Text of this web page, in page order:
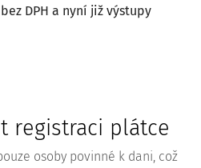
DPH a nyní již výstupy
registraci plátce
osoby povinné k dani, což